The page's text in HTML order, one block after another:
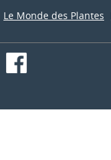
Le Monde des Plantes